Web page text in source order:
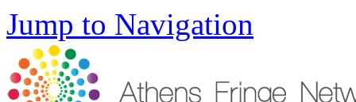
Jump to Navigation